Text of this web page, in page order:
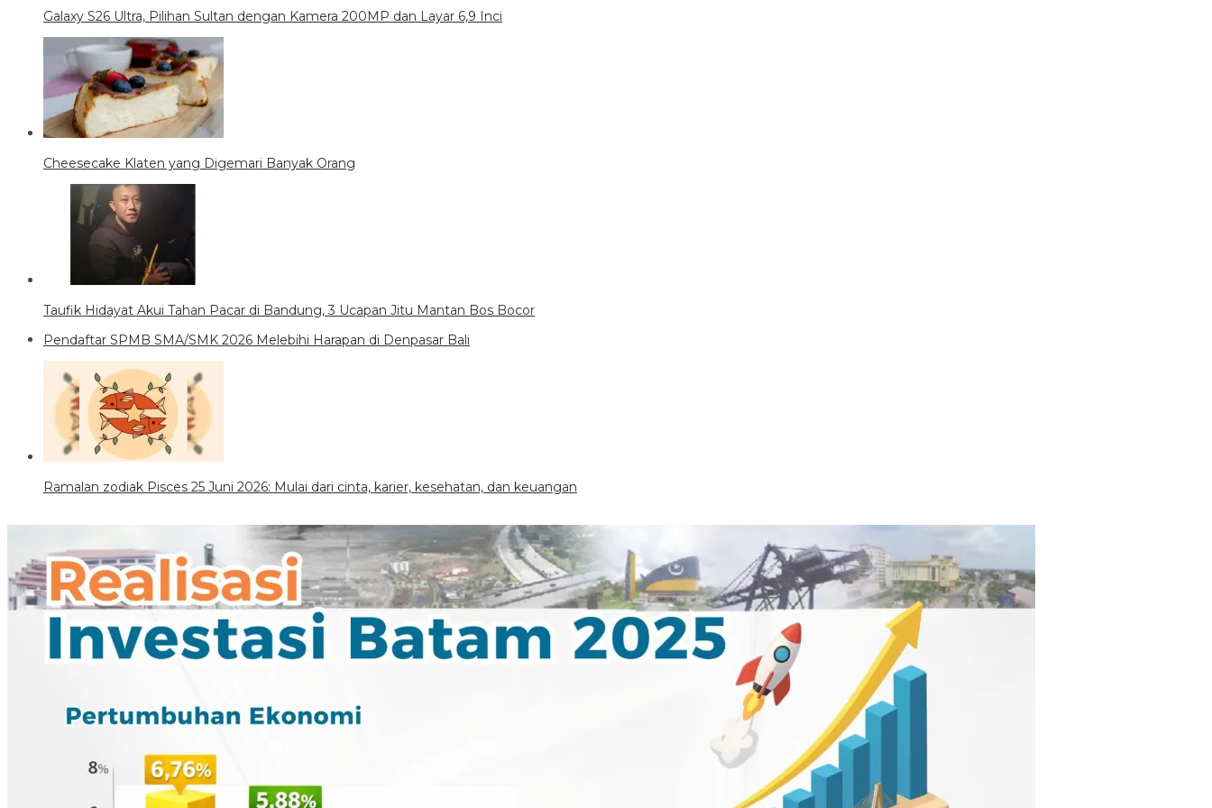
Galaxy S26 Ultra, Pilihan Sultan dengan Kamera 200MP dan Layar 6,9 Inci
Cheesecake Klaten yang Digemari Banyak Orang
Taufik Hidayat Akui Tahan Pacar di Bandung, 3 Ucapan Jitu Mantan Bos Bocor
Pendaftar SPMB SMA/SMK 2026 Melebihi Harapan di Denpasar Bali
Ramalan zodiak Pisces 25 Juni 2026: Mulai dari cinta, karier, kesehatan, dan keuangan